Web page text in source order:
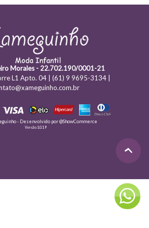
Morales - 22.702.190/0001-21
L1 Apto. 04 | (61) 9 9695-3134 |
- Desenvolvido por@ShowCommerce
Versão 1.0.19